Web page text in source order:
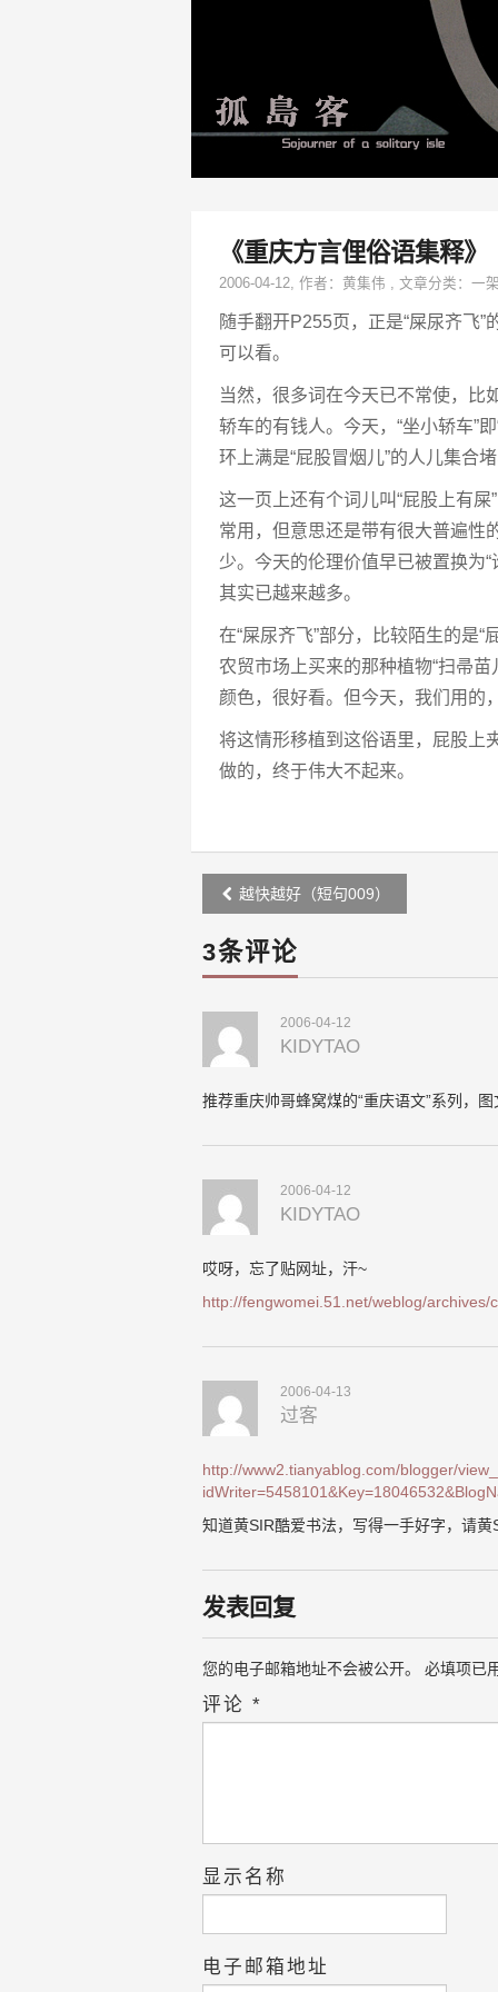
《重庆方言俚俗语集释》
2006-04-12, 作者： 黄集伟 , 文章分类： 一
随手翻开P255页，正是“屎尿齐飞
可以看。
当然，很多词在今天已不常使，比
轿车的有钱人。今天，“坐小轿车”
环上满是“屁股冒烟儿”的人儿集合
这一页上还有个词儿叫“屁股上有
常用，但意思还是带有很大普遍性
少。今天的伦理价值早已被置换为
其实已越来越多。
在“屎尿齐飞”部分，比较陌生的是
农贸市场上买来的那种植物“扫帚
颜色，很好看。但今天，我们用的
将这情形移植到这俗语里，屁股上
做的，终于伟大不起来。
Post
navigation
越快越好（短句009）
3条评论
2006-04-12
KIDYTAO
推荐重庆帅哥蜂窝煤的“重庆语文”系列，
2006-04-12
KIDYTAO
哎呀，忘了贴网址，汗~
http://fengwomei.51.net/weblog/archives/
2006-04-13
过客
http://www2.tianyablog.com/blogger/
知道黄SIR酷爱书法，写得一手好字，请
发表回复
您的电子邮箱地址不会被公开。 必填项已
评论 *
显示名称
电子邮箱地址